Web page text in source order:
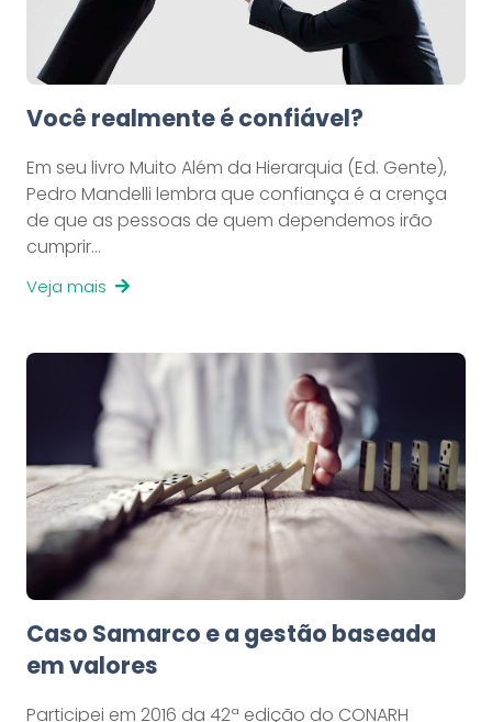
Você realmente é confiável?
Em seu livro Muito Além da Hierarquia (Ed. Gente),
Pedro Mandelli lembra que confiança é a crença
de que as pessoas de quem dependemos irão
cumprir…
Veja mais
Caso Samarco e a gestão baseada
em valores
Participei em 2016 da 42ª edição do CONARH